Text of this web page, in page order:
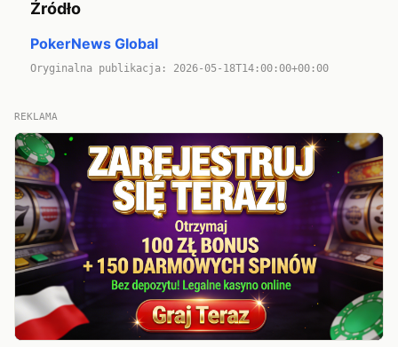
Źródło
PokerNews Global
Oryginalna publikacja: 2026-05-18T14:00:00+00:00
REKLAMA